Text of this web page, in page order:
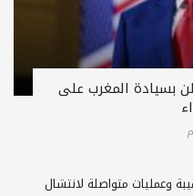
بسيادة المغرب على
وعمليات متواصلة لانتشال